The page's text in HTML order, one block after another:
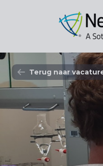
Terug naar